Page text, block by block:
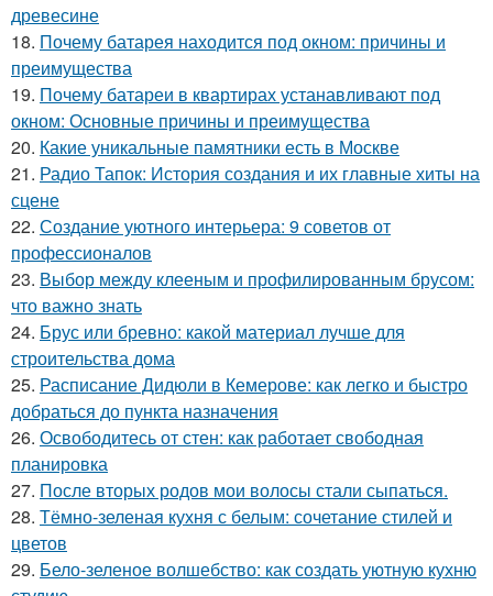
древесине
18. Почему батарея находится под окном: причины и
преимущества
19. Почему батареи в квартирах устанавливают под
окном: Основные причины и преимущества
20. Какие уникальные памятники есть в Москве
21. Радио Тапок: История создания и их главные хиты на
сцене
22. Создание уютного интерьера: 9 советов от
профессионалов
23. Выбор между клееным и профилированным брусом:
что важно знать
24. Брус или бревно: какой материал лучше для
строительства дома
25. Расписание Дидюли в Кемерове: как легко и быстро
добраться до пункта назначения
26. Освободитесь от стен: как работает свободная
планировка
27. После вторых родов мои волосы стали сыпаться.
28. Тёмно-зеленая кухня с белым: сочетание стилей и
цветов
29. Бело-зеленое волшебство: как создать уютную кухню